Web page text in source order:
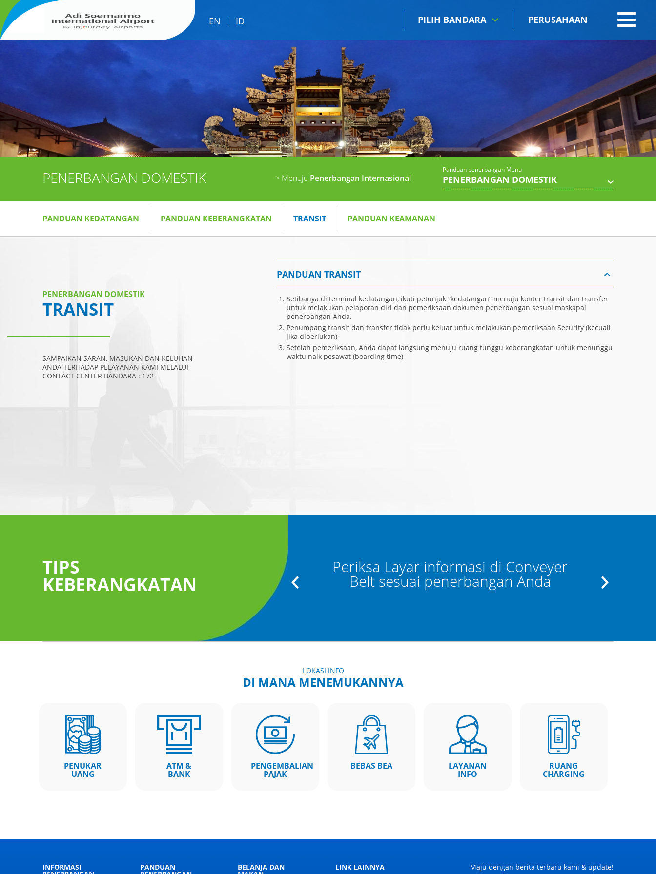
EN ID PILIH BANDARA PERUSAHAAN
PENERBANGAN DOMESTIK > Menuju Penerbangan Internasional
Panduan penerbangan Menu
PENERBANGAN DOMESTIK
PANDUAN KEDATANGAN PANDUAN KEBERANGKATAN TRANSIT PANDUAN KEAMANAN
PENERBANGAN DOMESTIK
TRANSIT
SAMPAIKAN SARAN, MASUKAN DAN KELUHAN
ANDA TERHADAP PELAYANAN KAMI MELALUI
CONTACT CENTER BANDARA : 172
PANDUAN TRANSIT
Setibanya di terminal kedatangan, ikuti petunjuk “kedatangan” menuju konter transit dan transfer
untuk melakukan pelaporan diri dan pemeriksaan dokumen penerbangan sesuai maskapai
penerbangan Anda.
Penumpang transit dan transfer tidak perlu keluar untuk melakukan pemeriksaan Security (kecuali
jika diperlukan)
Setelah pemeriksaan, Anda dapat langsung menuju ruang tunggu keberangkatan untuk menunggu
waktu naik pesawat (boarding time)
TIPS
KEBERANGKATAN
untuk
bawaan
ikuti petunjuk “Kedatangan” dan
"Pengambilan Bagasi"
Periksa Layar informasi di Conveyer
Belt sesuai penerbangan Anda dapat
LOKASI INFO
DI MANA MENEMUKANNYA
PENUKAR
UANG
ATM &
BANK
PENGEMBALIAN
PAJAK
BEBAS BEA LAYANAN
INFO
RUANG
CHARGING
INFORMASI PANDUAN BELANJA DAN LINK LAINNYA Maju dengan berita terbaru kami & update!